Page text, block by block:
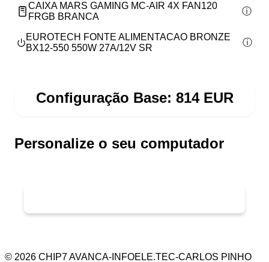
CAIXA MARS GAMING MC-AIR 4X FAN120
FRGB BRANCA
EUROTECH FONTE ALIMENTACAO BRONZE
BX12-550 550W 27A/12V SR
Configuração Base: 814 EUR
Personalize o seu computador
© 2026 CHIP7 AVANCA-INFOELE.TEC-CARLOS PINHO